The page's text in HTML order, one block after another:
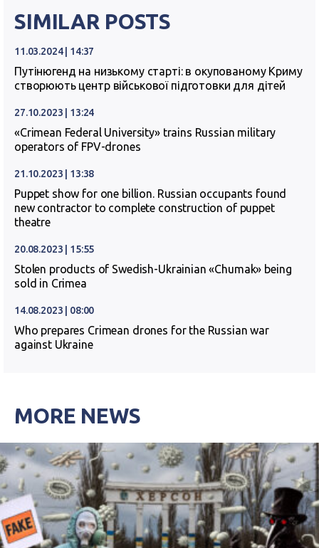
SIMILAR POSTS
11.03.2024 | 14:37
Путінюгенд на низькому старті: в окупованому Криму
створюють центр військової підготовки для дітей
27.10.2023 | 13:24
«Crimean Federal University» trains Russian military
operators of FPV-drones
21.10.2023 | 13:38
Puppet show for one billion. Russian occupants found
new contractor to complete construction of puppet
theatre
20.08.2023 | 15:55
Stolen products of Swedish-Ukrainian «Chumak» being
sold in Crimea
14.08.2023 | 08:00
Who prepares Crimean drones for the Russian war
against Ukraine
MORE NEWS